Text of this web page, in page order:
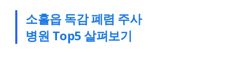
소흘읍 독감 폐렴 주사
병원 Top5 살펴보기